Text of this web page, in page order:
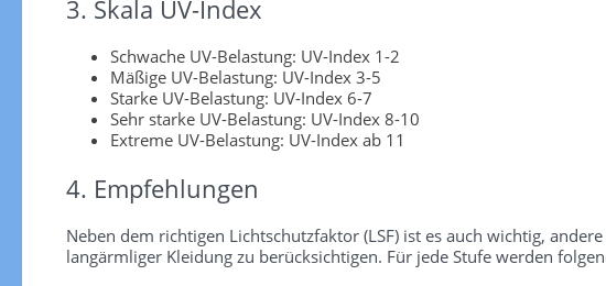
3. Skala UV-Index
Schwache UV-Belastung: UV-Index 1-2
Mäßige UV-Belastung: UV-Index 3-5
Starke UV-Belastung: UV-Index 6-7
Sehr starke UV-Belastung: UV-Index 8-10
Extreme UV-Belastung: UV-Index ab 11
4. Empfehlungen
Neben dem richtigen Lichtschutzfaktor (LSF) ist es auch wichtig,
langärmliger Kleidung zu berücksichtigen. Für jede Stufe werden